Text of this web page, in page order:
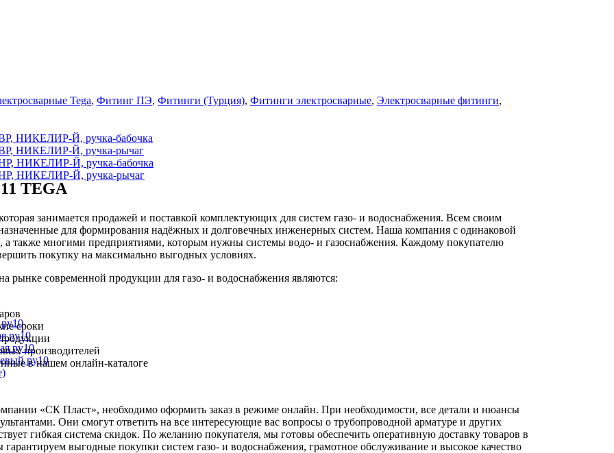
НИКЕЛИР-Й, ручка-бабочка
НИКЕЛИР-Й, ручка-рычаг
НИКЕЛИР-Й, ручка-бабочка
НИКЕЛИР-Й, ручка-рычаг
ру10
ру10
ру10
Tega, Фитинг ПЭ, Фитинги (Турция), Фитинги электросварные, Электросварные фитинги,
TEGA
занимается продажей и поставкой комплектующих для систем газо- и водоснабжения. Всем своим
для формирования надёжных и долговечных инженерных систем. Наша компания с одинаковой
а также многими предприятиями, которым нужны системы водо- и газоснабжения. Каждому покупателю
покупку на максимально выгодных условиях.
современной продукции для газо- и водоснабжения являются:
сроки
производителей
в нашем онлайн-каталоге
«СК Пласт», необходимо оформить заказ в режиме онлайн. При необходимости, все детали и нюансы
Они смогут ответить на все интересующие вас вопросы о трубопроводной арматуре и других
гибкая система скидок. По желанию покупателя, мы готовы обеспечить оперативную доставку товаров в
выгодные покупки систем газо- и водоснабжения, грамотное обслуживание и высокое качество